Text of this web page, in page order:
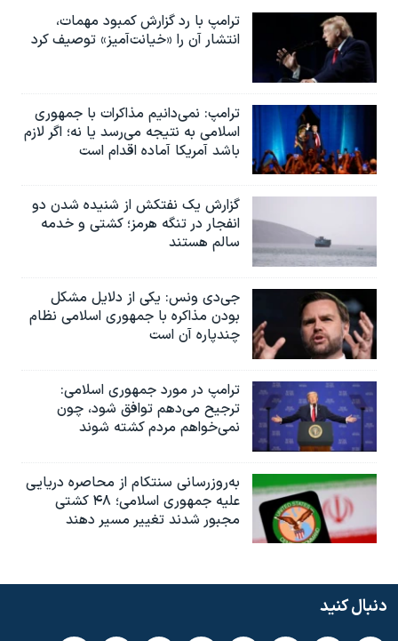
ترامپ با رد گزارش کمبود مهمات،
انتشار آن را «خیانت‌آمیز» توصیف کرد
ترامپ: نمی‌دانیم مذاکرات با جمهوری
اسلامی به نتیجه می‌رسد یا نه؛ اگر لازم
باشد آمریکا آماده اقدام است
گزارش یک نفتکش از شنیده شدن دو
انفجار در تنگه هرمز؛ کشتی و خدمه
سالم هستند
جی‌دی ونس: یکی از دلایل مشکل
بودن مذاکره با جمهوری اسلامی نظام
چندپاره آن است
ترامپ در مورد جمهوری اسلامی:
ترجیح می‌دهم توافق شود، چون
نمی‌خواهم مردم کشته شوند
به‌روزرسانی سنتکام از محاصره دریایی
علیه جمهوری اسلامی؛ ۴۸ کشتی
مجبور شدند تغییر مسیر دهند
دنبال کنید